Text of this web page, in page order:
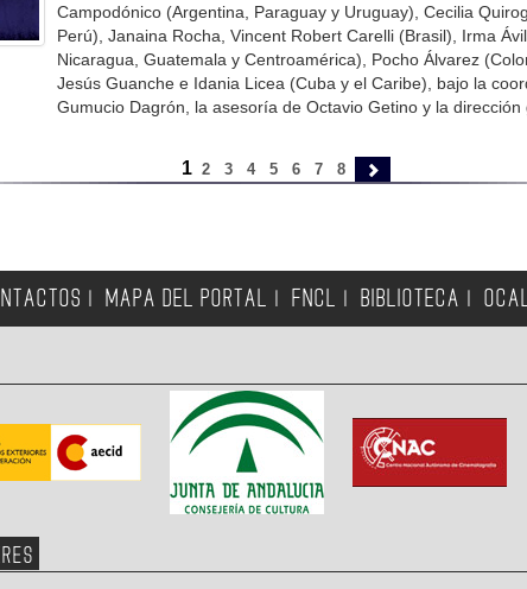
Campodónico (Argentina, Paraguay y Uruguay), Cecilia
Perú), Janaina Rocha, Vincent Robert Carelli (Brasil), Irma
Nicaragua, Guatemala y Centroamérica), Pocho Álvarez
Jesús Guanche e Idania Licea (Cuba y el Caribe), bajo la
Gumucio Dagrón, la asesoría de Octavio Getino y la dirección
1 2 3 4 5 6 7 8
MAPA DEL PORTAL FNCL BIBLIOTECA